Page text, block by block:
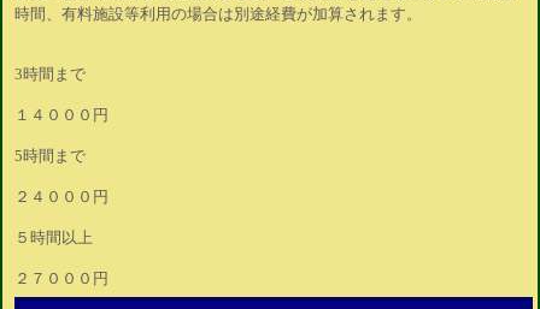
時間、有料施設等利用の場合は別途経費が加算されます。
3時間まで
１４０００円
5時間まで
２４０００円
５時間以上
２７０００円